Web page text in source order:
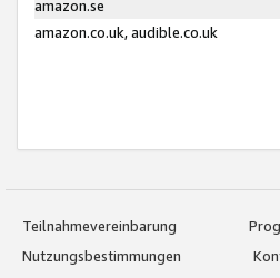
amazon.se
amazon.co.uk, audible.co.uk
Teilnahmevereinbarung
Nutzungsbestimmungen